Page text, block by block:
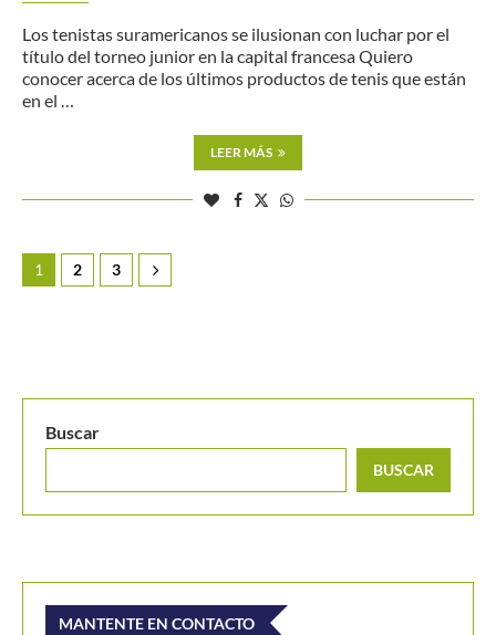
Los tenistas suramericanos se ilusionan con luchar por el
título del torneo junior en la capital francesa Quiero
conocer acerca de los últimos productos de tenis que están
en el …
LEER MÁS
1 2 3
Buscar
BUSCAR
MANTENTE EN CONTACTO